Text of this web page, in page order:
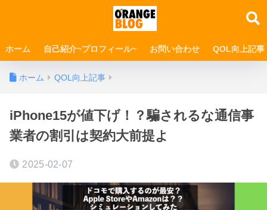
ホーム 自己紹介~プロフィール~ お問い合わせ QOL向上記事
ホーム QOL向上記事
iPhone15が値下げ！？騙されるな通信事
業者の割引は契約大前提よ
2025-02-07